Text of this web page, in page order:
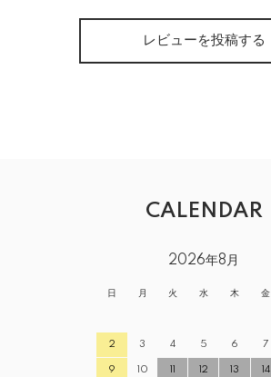
レビューを投稿する
CALENDAR
2026年8月
日 月 火 水 木 金
2 3 4 5 6 7
9 10 12 13 14